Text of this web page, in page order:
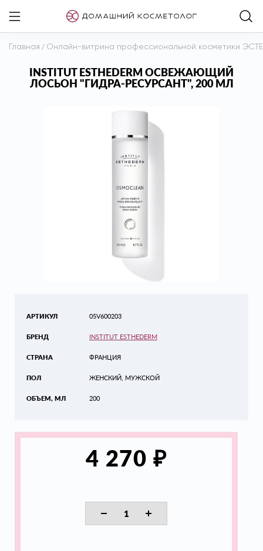
Главная / Онлайн-витрина профессиональной косметики
INSTITUT ESTHEDERM ОСВЕЖАЮЩИЙ
ЛОСЬОН "ГИДРА-РЕСУРСАНТ", 200 МЛ
АРТИКУЛ
БРЕНД
СТРАНА
ПОЛ
ОБЪЕМ, МЛ
05V600203
INSTITUT ESTHEDERM
ФРАНЦИЯ
ЖЕНСКИЙ, МУЖСКОЙ
200
4 270 ₽